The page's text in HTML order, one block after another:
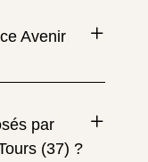
Avenir
par
(37) ?